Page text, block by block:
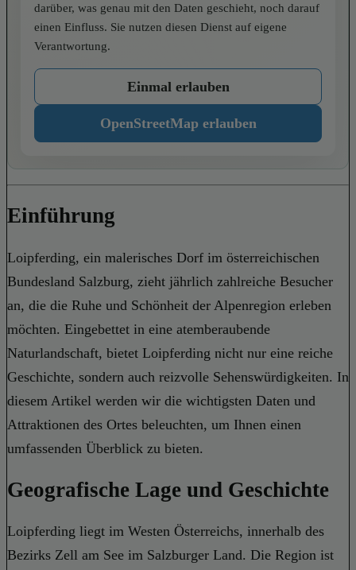
darüber, was genau mit den Daten geschieht, noch darauf
einen Einfluss. Sie nutzen diesen Dienst auf eigene
Verantwortung.
Einmal erlauben
OpenStreetMap erlauben
Einführung
Loipferding, ein malerisches Dorf im österreichischen
Bundesland Salzburg, zieht jährlich zahlreiche Besucher
an, die die Ruhe und Schönheit der Alpenregion erleben
möchten. Eingebettet in eine atemberaubende
Naturlandschaft, bietet Loipferding nicht nur eine reiche
Geschichte, sondern auch reizvolle Sehenswürdigkeiten. In
diesem Artikel werden wir die wichtigsten Daten und
Attraktionen des Ortes beleuchten, um Ihnen einen
umfassenden Überblick zu bieten.
Geografische Lage und Geschichte
Loipferding liegt im Westen Österreichs, innerhalb des
Bezirks Zell am See im Salzburger Land. Die Region ist